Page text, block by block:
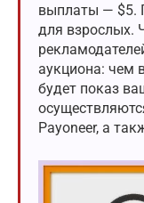
выплаты — $5.
для взрослых.
аукциона: чем
будет показ
Payoneer, а